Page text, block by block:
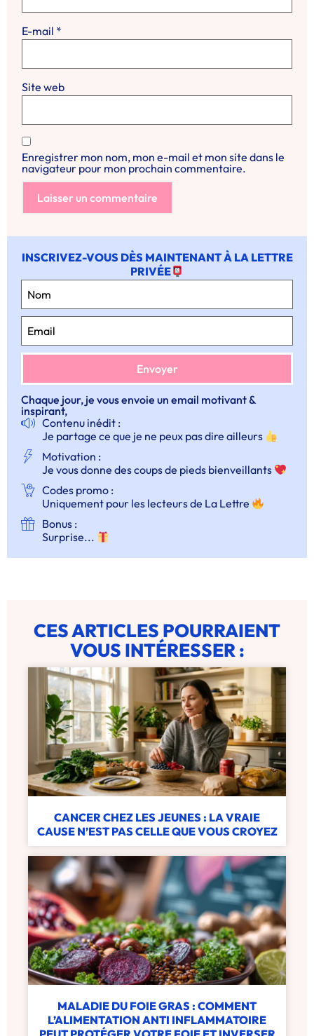
E-mail *
Site web
Enregistrer mon nom, mon e-mail et mon site dans le
navigateur pour mon prochain commentaire.
INSCRIVEZ-VOUS DÈS MAINTENANT À LA LETTRE
PRIVÉE
Chaque jour, je vous envoie un email motivant &
inspirant,
Contenu inédit :
Je partage ce que je ne peux pas dire ailleurs
Motivation :
Je vous donne des coups de pieds bienveillants
Codes promo :
Uniquement pour les lecteurs de La Lettre
Bonus :
Surprise...
CES ARTICLES POURRAIENT
VOUS INTÉRESSER :
CANCER CHEZ LES JEUNES : LA VRAIE
CAUSE N’EST PAS CELLE QUE VOUS CROYEZ
MALADIE DU FOIE GRAS : COMMENT
L’ALIMENTATION ANTI INFLAMMATOIRE